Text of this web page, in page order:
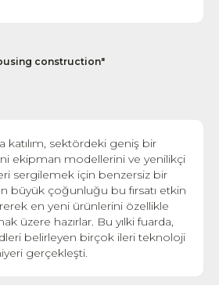
construction"
katılım, sektördeki geniş bir
ekipman modellerini ve yenilikçi
sergilemek için benzersiz bir
büyük çoğunluğu bu fırsatı etkin
en yeni ürünlerini özellikle
üzere hazırlar. Bu yılki fuarda,
belirleyen birçok ileri teknoloji
gerçekleşti.